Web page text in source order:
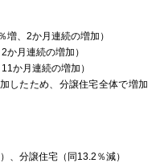
、2か月連続の増加）
か月連続の増加）
か月連続の増加）
したため、分譲住宅全体で増加
、分譲住宅（同13.2％減）